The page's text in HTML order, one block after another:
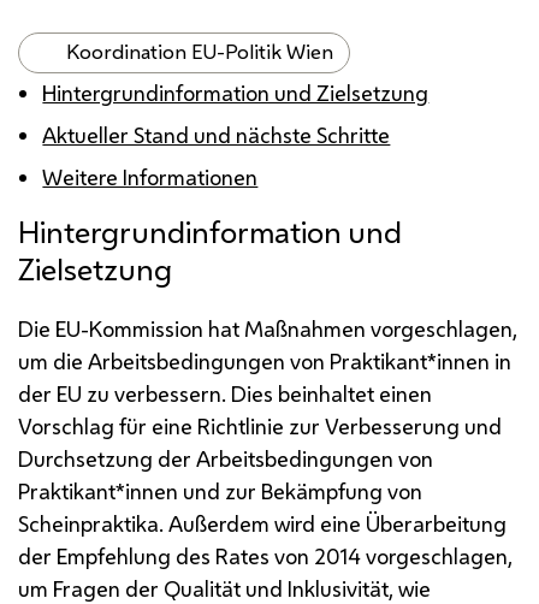
Koordination EU-Politik Wien
Hintergrundinformation und Zielsetzung
Aktueller Stand und nächste Schritte
Weitere Informationen
Hintergrundinformation und
Zielsetzung
Die EU-Kommission hat Maßnahmen vorgeschlagen,
um die Arbeitsbedingungen von Praktikant*innen in
der EU zu verbessern. Dies beinhaltet einen
Vorschlag für eine Richtlinie zur Verbesserung und
Durchsetzung der Arbeitsbedingungen von
Praktikant*innen und zur Bekämpfung von
Scheinpraktika. Außerdem wird eine Überarbeitung
der Empfehlung des Rates von 2014 vorgeschlagen,
um Fragen der Qualität und Inklusivität, wie